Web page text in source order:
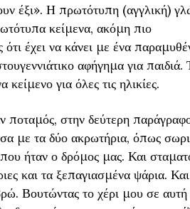
έξι». Η πρωτότυπη (αγγλική)
κείμενα, ακόμη πιο
έχει να κάνει με ένα
αφήγημα για παιδιά.
για όλες τις ηλικίες.
ποταμός, στην δεύτερη
με τα δύο ακρωτήρια, όπως
ήταν ο δρόμος μας. Και
και τα ξεπαγιασμένα ψάρια. Και
Βουτώντας το χέρι μου σε αυτή